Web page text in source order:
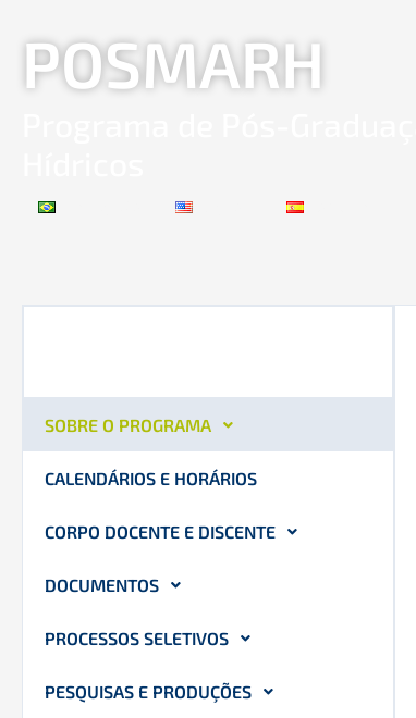
paraPOSMARH
SOBRE O PROGRAMA
CALENDÁRIOS E HORÁRIOS
CORPO DOCENTE E DISCENTE
DOCUMENTOS
PROCESSOS SELETIVOS
PESQUISAS E PRODUÇÕES